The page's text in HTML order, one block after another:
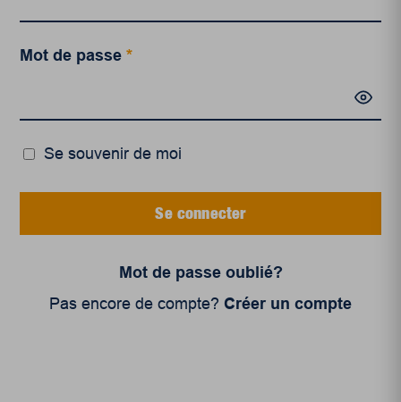
Mot de passe*
Se souvenir de moi
Se connecter
Mot de passe oublié?
Pas encore de compte? Créer un compte